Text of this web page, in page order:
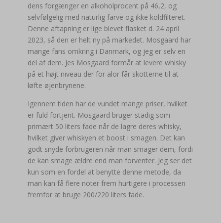
dens forgænger en alkoholprocent på 46,2, og
selvfølgelig med naturlig farve og ikke koldfilteret.
Denne aftapning er lige blevet flasket d. 24 april
2023, så den er helt ny på markedet. Mosgaard har
mange fans omkring i Danmark, og jeg er selv en
del af dem. Jes Mosgaard formår at levere whisky
på et højt niveau der for alor får skotterne til at
løfte øjenbrynene.
Igennem tiden har de vundet mange priser, hvilket
er fuld fortjent. Mosgaard bruger stadig som
primært 50 liters fade når de lagre deres whisky,
hvilket giver whiskyen et boost i smagen. Det kan
godt snyde forbrugeren når man smager dem, fordi
de kan smage ældre end man forventer. Jeg ser det
kun som en fordel at benytte denne metode, da
man kan få flere noter frem hurtigere i processen
fremfor at bruge 200/220 liters fade.